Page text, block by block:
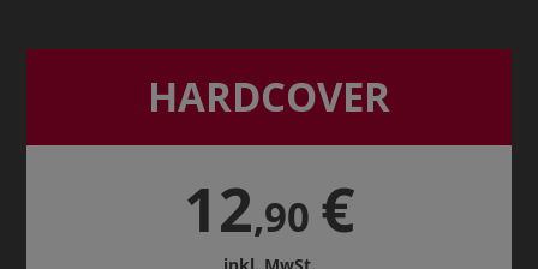
HARDCOVER
12,90 €